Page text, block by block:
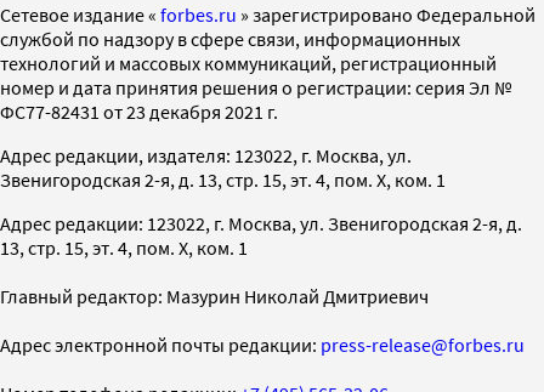
Cетевое издание « forbes.ru » зарегистрировано Федеральной
службой по надзору в сфере связи, информационных
технологий и массовых коммуникаций, регистрационный
номер и дата принятия решения о регистрации: серия Эл №
ФС77-82431 от 23 декабря 2021 г.
Адрес редакции, издателя: 123022, г. Москва, ул.
Звенигородская 2-я, д. 13, стр. 15, эт. 4, пом. X, ком. 1
Адрес редакции: 123022, г. Москва, ул. Звенигородская 2-я, д.
13, стр. 15, эт. 4, пом. X, ком. 1
Главный редактор: Мазурин Николай Дмитриевич
Адрес электронной почты редакции: press-release@forbes.ru